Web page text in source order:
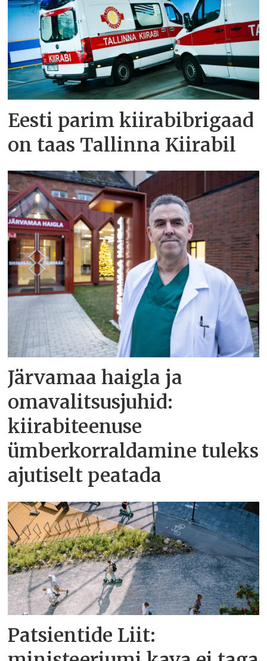
Eesti parim kiirabibrigaad
on taas Tallinna Kiirabil
Järvamaa haigla ja
omavalitsusjuhid:
kiirabiteenuse
ümberkorraldamine tuleks
ajutiselt peatada
Patsientide Liit: